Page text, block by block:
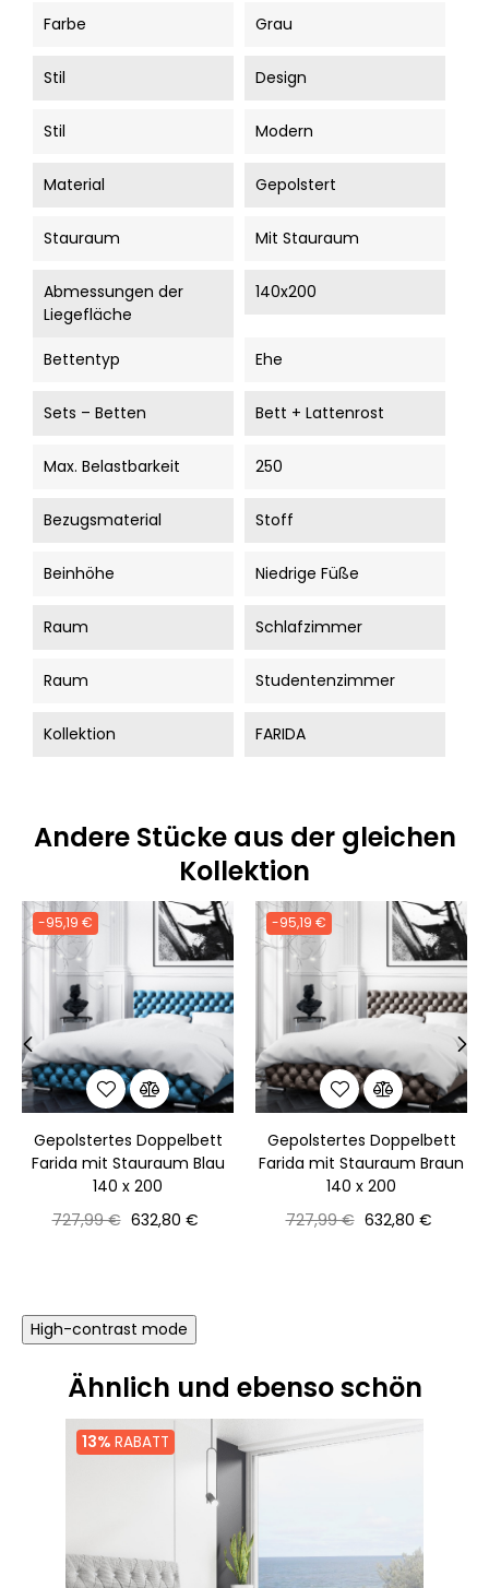
Farbe Grau
Stil Design
Stil Modern
Material Gepolstert
Stauraum Mit Stauraum
Abmessungen der
Liegefläche
140x200
Bettentyp Ehe
Sets – Betten Bett + Lattenrost
Max. Belastbarkeit 250
Bezugsmaterial Stoff
Beinhöhe Niedrige Füße
Raum Schlafzimmer
Raum Studentenzimmer
Kollektion FARIDA
Andere Stücke aus der gleichen
Kollektion
-95,19 €
Gepolstertes Doppelbett
Farida mit Stauraum Blau
140 x 200
Normaler
727,99 € Preis
632,80 €
-95,19 €
Gepolstertes Doppelbett
Farida mit Stauraum Braun
140 x 200
Normaler
727,99 € Preis
632,80 €
‹ ›
High-contrast mode
Ähnlich und ebenso schön
13% RABATT